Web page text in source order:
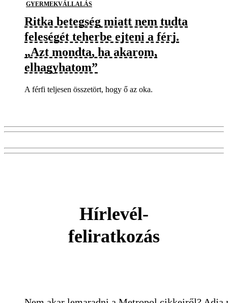
GYERMEKVÁLLALÁS
Ritka betegség miatt nem tudta
feleségét teherbe ejteni a férj.
„Azt mondta, ha akarom,
elhagyhatom”
A férfi teljesen összetört, hogy ő az oka.
Hírlevél-
feliratkozás